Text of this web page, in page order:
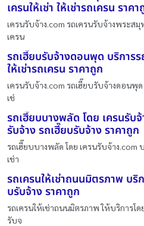
เครนให้เช่า ให้เช่ารถเครน ราคา
เครนรับจ้าง.com รถเครนรับจ้างพระสมุ
เครน
รถเฮี๊ยบรับจ้างดอนพุด บริการร
ให้เช่ารถเครน ราคาถูก
เครนรับจ้าง.com รถเฮี๊ยบรับจ้างดอนพุ
เช่
รถเฮี๊ยบบางพลัด โดย เครนรับ
รับจ้าง รถเฮี๊ยบรับจ้าง ราคาถูก
รถเฮี๊ยบบางพลัด โดย เครนรับจ้าง.com
เช่า
รถเครนให้เช่าถนนมิตรภาพ บริ
บรับจ้าง ราคาถูก
รถเครนให้เช่าถนนมิตรภาพ ให้บริการโ
รับจ